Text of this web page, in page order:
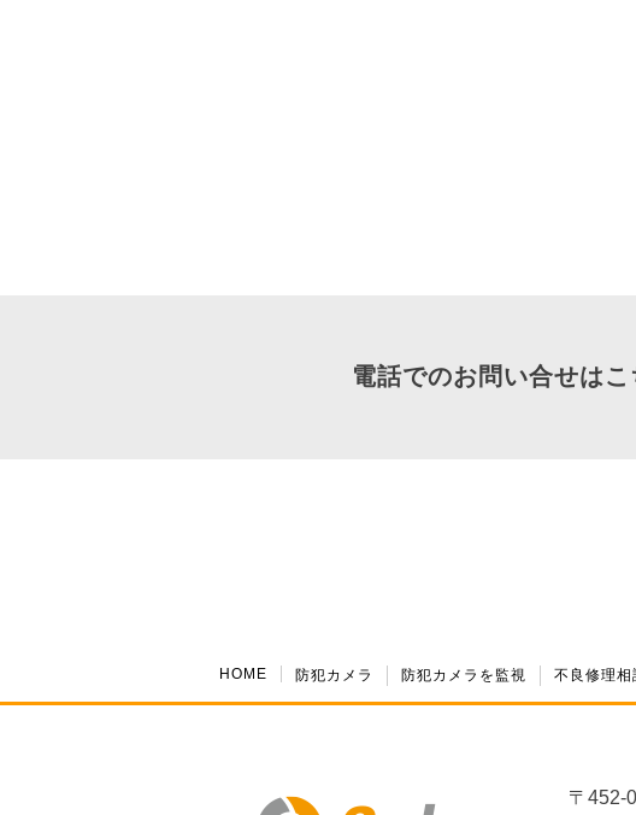
電話でのお問い合せはこ
HOME 防犯カメラ 防犯カメラを監視 不良修理相
〒452-